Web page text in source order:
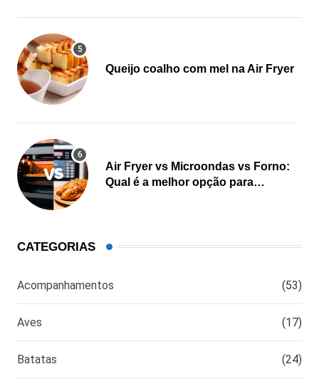
Queijo coalho com mel na Air Fryer
Air Fryer vs Microondas vs Forno:
Qual é a melhor opção para
CATEGORIAS
Acompanhamentos (53)
Aves (17)
Batatas (24)